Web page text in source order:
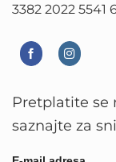
3382 2022 5541
Pretplatite se
saznajte za